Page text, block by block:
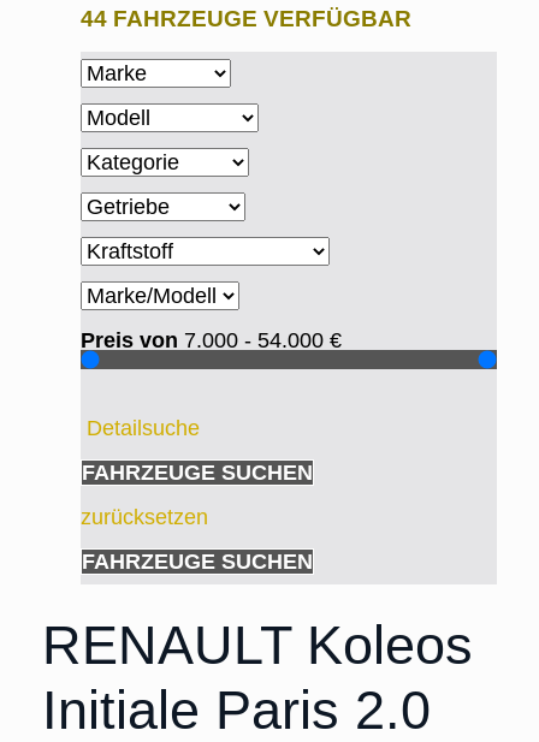
44 FAHRZEUGE VERFÜGBAR
Preis von 7.000 - 54.000 €
Detailsuche
FAHRZEUGE SUCHEN
zurücksetzen
FAHRZEUGE SUCHEN
RENAULT Koleos
Initiale Paris 2.0